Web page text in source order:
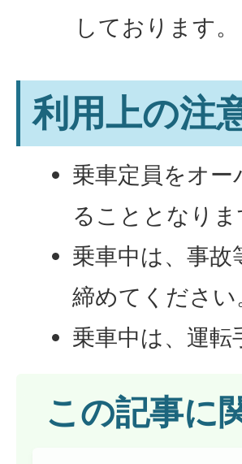
しております。
利用上の注
乗車定員をオ
ることとなりま
乗車中は、事
締めてください
乗車中は、運
この記事に